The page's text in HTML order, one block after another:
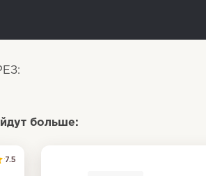
больше:
7.5